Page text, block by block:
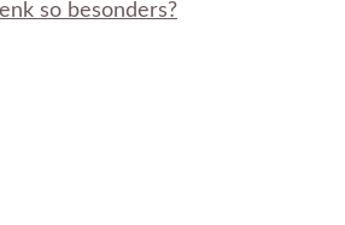
so besonders?